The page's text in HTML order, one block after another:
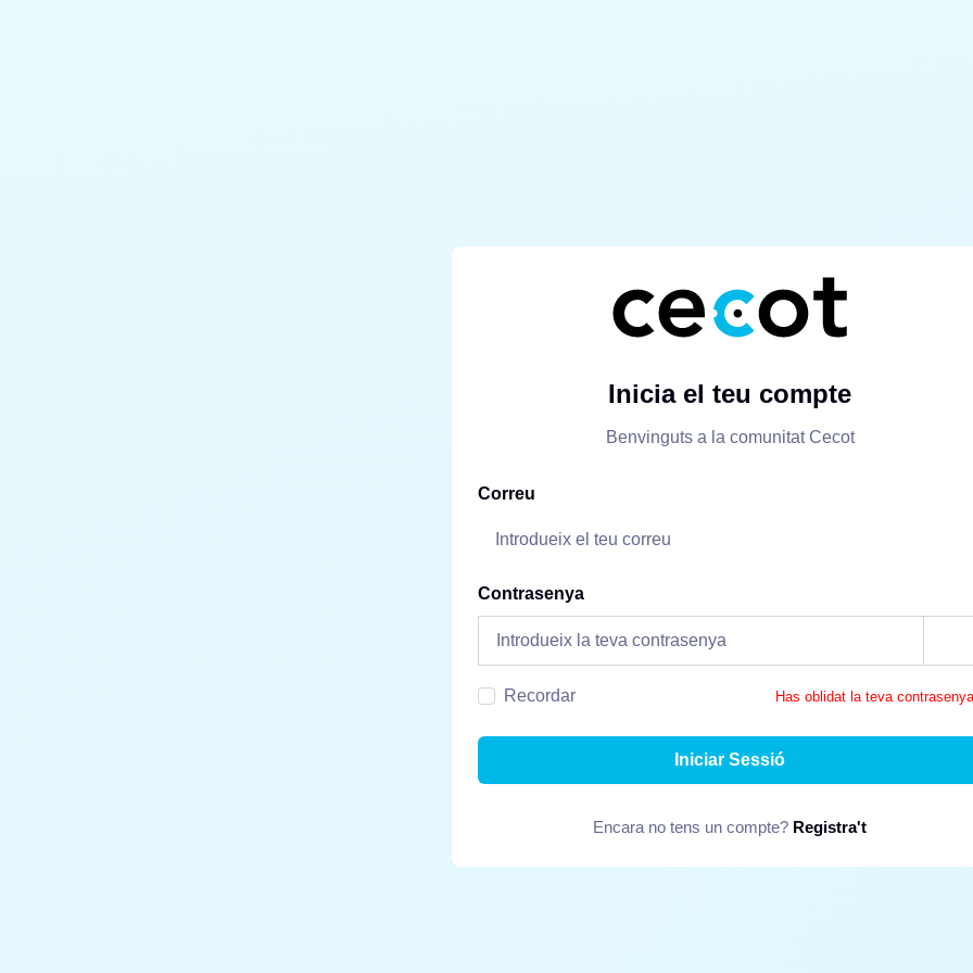
Inicia el teu compte
Benvinguts a la comunitat Cecot
Correu
Contrasenya
Recordar Has oblidat la teva
Iniciar Sessió
Encara no tens un compte? Registra't